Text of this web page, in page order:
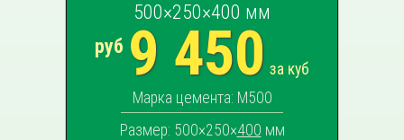
500×250×400 мм
руб 9 450 за куб
Марка цемента: М500
Размер: 500×250×400 мм